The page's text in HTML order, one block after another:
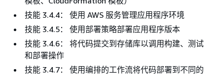
技能 3.4.4： 使用 AWS 服务管理应用程序环境
技能 3.4.5： 使用部署策略部署应用程序版本
技能 3.4.6： 将代码提交到存储库以调用构建、测试
和部署操作
技能 3.4.7： 使用编排的工作流将代码部署到不同的